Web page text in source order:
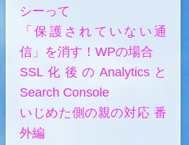
シーって
「保護されていない通
信」を消す！WPの場合
SSL化後のAnalyticsと
Search Console
いじめた側の親の対応 番
外編